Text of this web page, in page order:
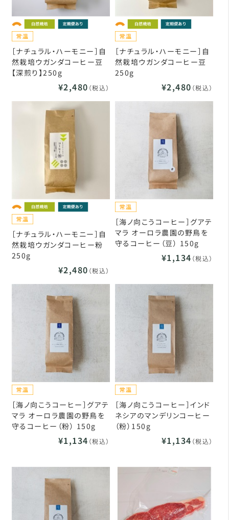
［ナチュラル・ハーモニー］自
然栽培ウガンダコーヒー豆
【深煎り】250g
¥2,480 （税込）
［ナチュラル・ハーモニー］自
然栽培ウガンダコーヒー豆
250g
¥2,480 （税込）
［ナチュラル・ハーモニー］自
然栽培ウガンダコーヒー粉
250g
¥2,480 （税込）
［海ノ向こうコーヒー］グアテ
マラ オーロラ農園の野鳥を
守るコーヒー（豆） 150g
¥1,134 （税込）
［海ノ向こうコーヒー］グアテ
マラ オーロラ農園の野鳥を
守るコーヒー（粉） 150g
¥1,134 （税込）
［海ノ向こうコーヒー］インド
ネシアのマンデリンコーヒー
（粉）150g
¥1,134 （税込）